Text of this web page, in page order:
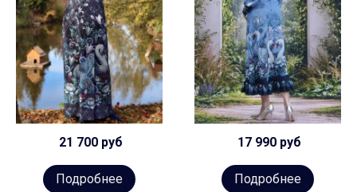
21 700 руб
Подробнее
17 990 руб
Подробнее